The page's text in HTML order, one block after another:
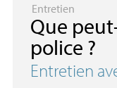
Entretien
Que
police ?
Entretien